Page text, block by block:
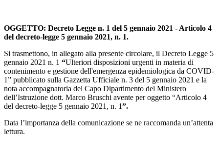
OGGETTO: Decreto Legge n. 1 del 5 gennaio 2021 - Articolo 4
del decreto-legge 5 gennaio 2021, n. 1.
Si trasmettono, in allegato alla presente circolare, il Decreto Legge 5
gennaio 2021 n. 1 “Ulteriori disposizioni urgenti in materia di
contenimento e gestione dell'emergenza epidemiologica da COVID-
1” pubblicato sulla Gazzetta Ufficiale n. 3 del 5 gennaio 2021 e la
nota accompagnatoria del Capo Dipartimento del Ministero
dell’Istruzione dott. Marco Bruschi avente per oggetto “Articolo 4
del decreto-legge 5 gennaio 2021, n. 1”.
Data l’importanza della comunicazione se ne raccomanda un’attenta
lettura.